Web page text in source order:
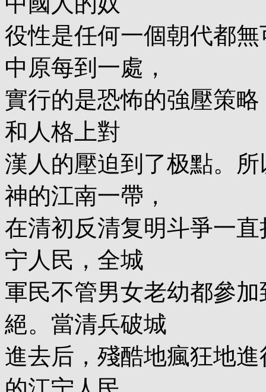
役性是任何一個朝代都
中原每到一處，
實行的是恐怖的強壓策
和人格上對
漢人的壓迫到了极點。
神的江南一帶，
在清初反清复明斗爭一
宁人民，全城
軍民不管男女老幼都參
絕。當清兵破城
進去后，殘酷地瘋狂地